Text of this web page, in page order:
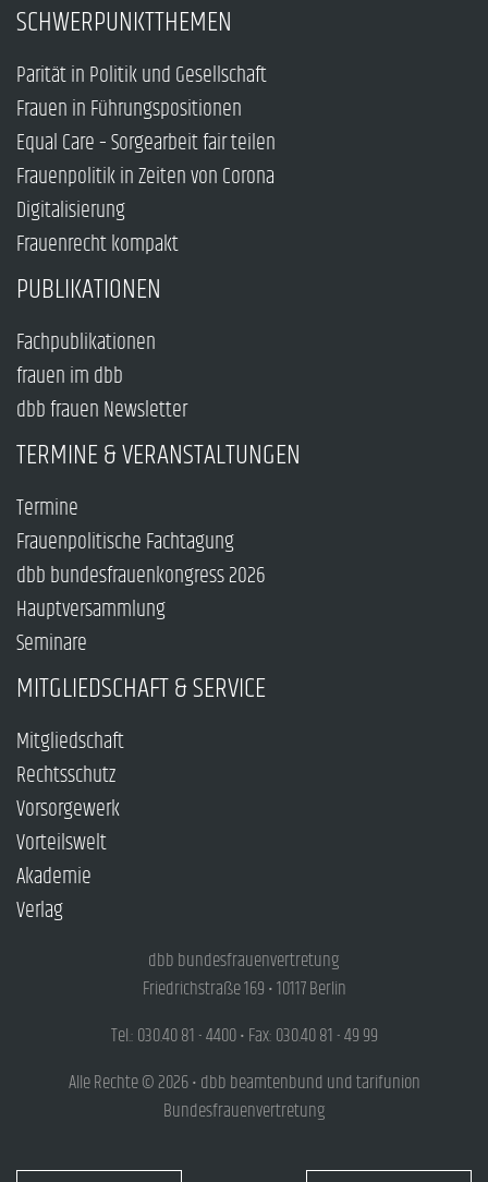
SCHWERPUNKTTHEMEN
Parität in Politik und Gesellschaft
Frauen in Führungspositionen
Equal Care – Sorgearbeit fair teilen
Frauenpolitik in Zeiten von Corona
Digitalisierung
Frauenrecht kompakt
PUBLIKATIONEN
Fachpublikationen
frauen im dbb
dbb frauen Newsletter
TERMINE & VERANSTALTUNGEN
Termine
Frauenpolitische Fachtagung
dbb bundesfrauenkongress 2026
Hauptversammlung
Seminare
MITGLIEDSCHAFT & SERVICE
Mitgliedschaft
Rechtsschutz
Vorsorgewerk
Vorteilswelt
Akademie
Verlag
dbb bundesfrauenvertretung
Friedrichstraße 169 • 10117 Berlin
Tel.: 030.40 81 - 4400 • Fax: 030.40 81 - 49 99
Alle Rechte © 2026 • dbb beamtenbund und tarifunion
Bundesfrauenvertretung